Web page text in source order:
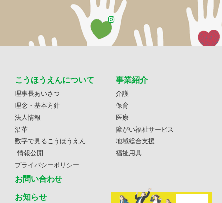
こうほうえんについて
理事長あいさつ
理念・基本方針
法人情報
沿革
数字で見るこうほうえん
情報公開
プライバシーポリシー
お問い合わせ
事業紹介
介護
保育
医療
障がい福祉サービス
地域総合支援
福祉用具
お知らせ